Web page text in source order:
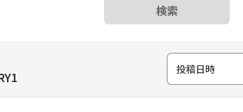
検索
投稿日時